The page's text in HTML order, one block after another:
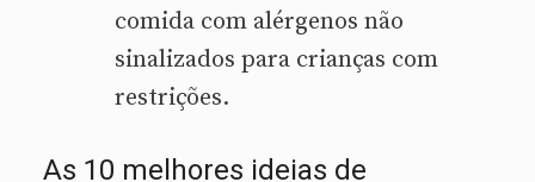
comida com alérgenos não
sinalizados para crianças com
restrições.
As 10 melhores ideias de